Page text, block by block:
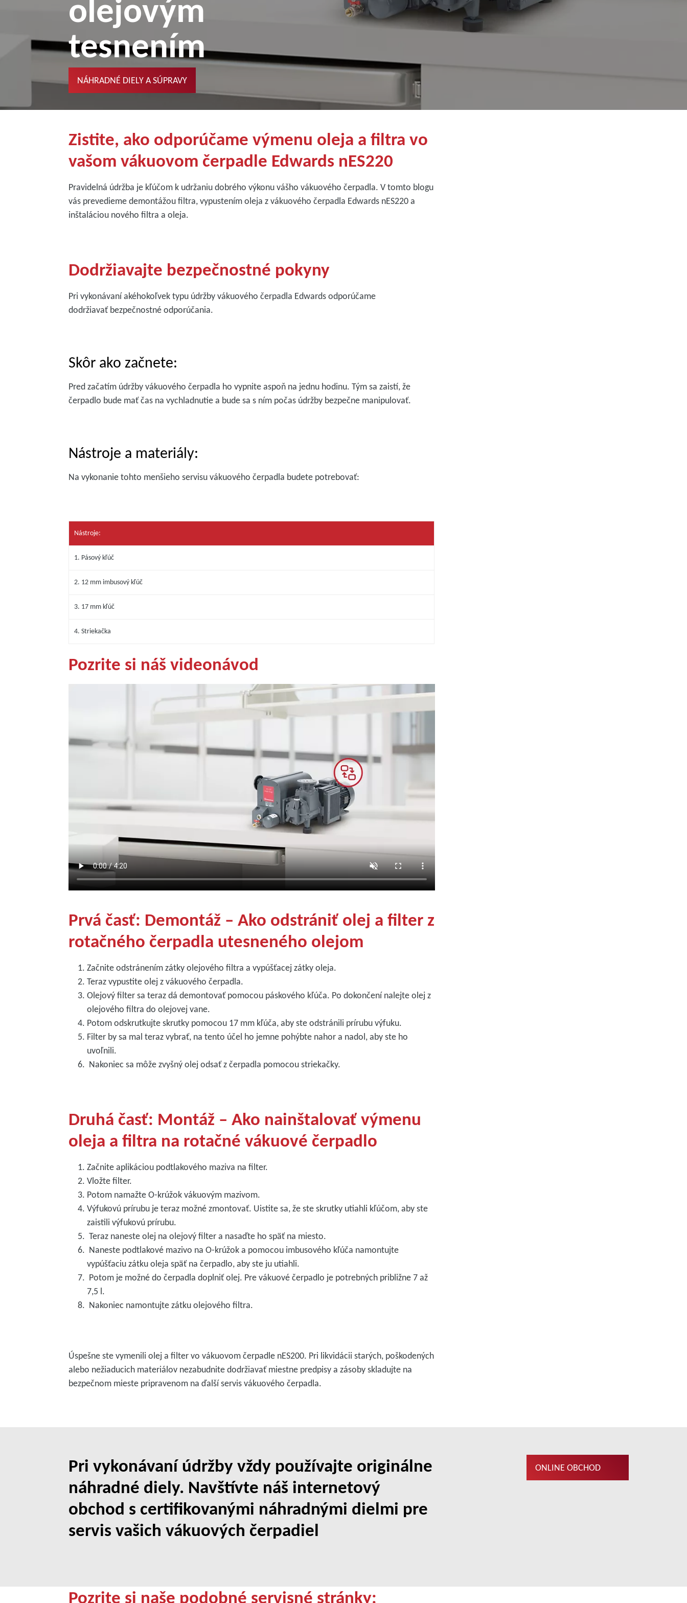
olejovým
tesnením
NÁHRADNÉ DIELY A SÚPRAVY
Zistite, ako odporúčame výmenu oleja a filtra vo
vašom vákuovom čerpadle Edwards nES220
Pravidelná údržba je kľúčom k udržaniu dobrého výkonu vášho vákuového čerpadla. V tomto blogu
vás prevedieme demontážou filtra, vypustením oleja z vákuového čerpadla Edwards nES220 a
inštaláciou nového filtra a oleja.
Dodržiavajte bezpečnostné pokyny
Pri vykonávaní akéhokoľvek typu údržby vákuového čerpadla Edwards odporúčame
dodržiavať bezpečnostné odporúčania.
Skôr ako začnete:
Pred začatím údržby vákuového čerpadla ho vypnite aspoň na jednu hodinu. Tým sa zaistí, že
čerpadlo bude mať čas na vychladnutie a bude sa s ním počas údržby bezpečne manipulovať.
Nástroje a materiály:
Na vykonanie tohto menšieho servisu vákuového čerpadla budete potrebovať:
Nástroje:
1. Pásový kľúč
2. 12 mm imbusový kľúč
3. 17 mm kľúč
4. Striekačka
Pozrite si náš videonávod
Prvá časť: Demontáž – Ako odstrániť olej a filter z
rotačného čerpadla utesneného olejom
Začnite odstránením zátky olejového filtra a vypúšťacej zátky oleja.
Teraz vypustite olej z vákuového čerpadla.
Olejový filter sa teraz dá demontovať pomocou páskového kľúča. Po dokončení nalejte olej z
olejového filtra do olejovej vane.
Potom odskrutkujte skrutky pomocou 17 mm kľúča, aby ste odstránili prírubu výfuku.
Filter by sa mal teraz vybrať, na tento účel ho jemne pohýbte nahor a nadol, aby ste ho
uvoľnili.
Nakoniec sa môže zvyšný olej odsať z čerpadla pomocou striekačky.
Druhá časť: Montáž – Ako nainštalovať výmenu
oleja a filtra na rotačné vákuové čerpadlo
Začnite aplikáciou podtlakového maziva na filter.
Vložte filter.
Potom namažte O-krúžok vákuovým mazivom.
Výfukovú prírubu je teraz možné zmontovať. Uistite sa, že ste skrutky utiahli kľúčom, aby ste
zaistili výfukovú prírubu.
Teraz naneste olej na olejový filter a nasaďte ho späť na miesto.
Naneste podtlakové mazivo na O-krúžok a pomocou imbusového kľúča namontujte
vypúšťaciu zátku oleja späť na čerpadlo, aby ste ju utiahli.
Potom je možné do čerpadla doplniť olej. Pre vákuové čerpadlo je potrebných približne 7 až
7,5 l.
Nakoniec namontujte zátku olejového filtra.
Úspešne ste vymenili olej a filter vo vákuovom čerpadle nES200. Pri likvidácii starých, poškodených
alebo nežiaducich materiálov nezabudnite dodržiavať miestne predpisy a zásoby skladujte na
bezpečnom mieste pripravenom na ďalší servis vákuového čerpadla.
Pri vykonávaní údržby vždy používajte originálne
náhradné diely. Navštívte náš internetový
obchod s certifikovanými náhradnými dielmi pre
servis vašich vákuových čerpadiel
ONLINE OBCHOD
Pozrite si naše podobné servisné stránky: